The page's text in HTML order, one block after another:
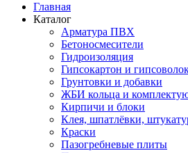
Главная
Каталог
Арматура ПВХ
Бетоносмесители
Гидроизоляция
Гипсокартон и
Грунтовки и добавки
ЖБИ кольца и
Кирпичи и блоки
Клея, шпатлёвки,
Краски
Пазогребневые плиты